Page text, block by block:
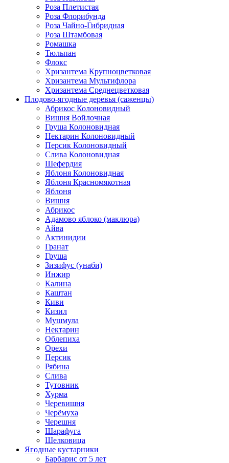
Роза Плетистая
Роза Флорибунда
Роза Чайно-Гибридная
Роза Штамбовая
Ромашка
Тюльпан
Флокс
Хризантема Крупноцветковая
Хризантема Мультифлора
Хризантема Среднецветковая
Плодово-ягодные деревья (саженцы)
Абрикос Колоновидный
Вишня Войлочная
Груша Колоновидная
Нектарин Колоновидный
Персик Колоновидный
Слива Колоновидная
Шефердия
Яблоня Колоновидная
Яблоня Красномякотная
Яблоня
Вишня
Абрикос
Адамово яблоко (маклюра)
Айва
Актинидии
Гранат
Груша
Зизифус (унаби)
Инжир
Калина
Каштан
Киви
Кизил
Мушмула
Нектарин
Облепиха
Орехи
Персик
Рябина
Слива
Тутовник
Хурма
Черевишня
Черёмуха
Черешня
Шарафуга
Шелковица
Ягодные кустарники
Барбарис от 5 лет